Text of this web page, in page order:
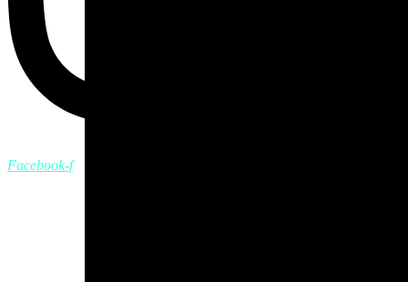
Facebook-f